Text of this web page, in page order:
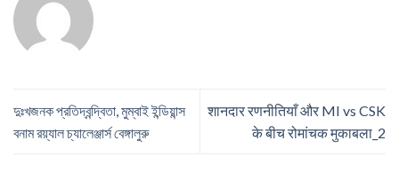
দুঃখজনক প্রতিদ্বন্দ্বিতা, মুম্বাই ইন্ডিয়ান্স
বনাম রয়্যাল চ্যালেঞ্জার্স বেঙ্গালুরু
शानदार रणनीतियाँ और MI vs CSK
के बीच रोमांचक मुकाबला_2